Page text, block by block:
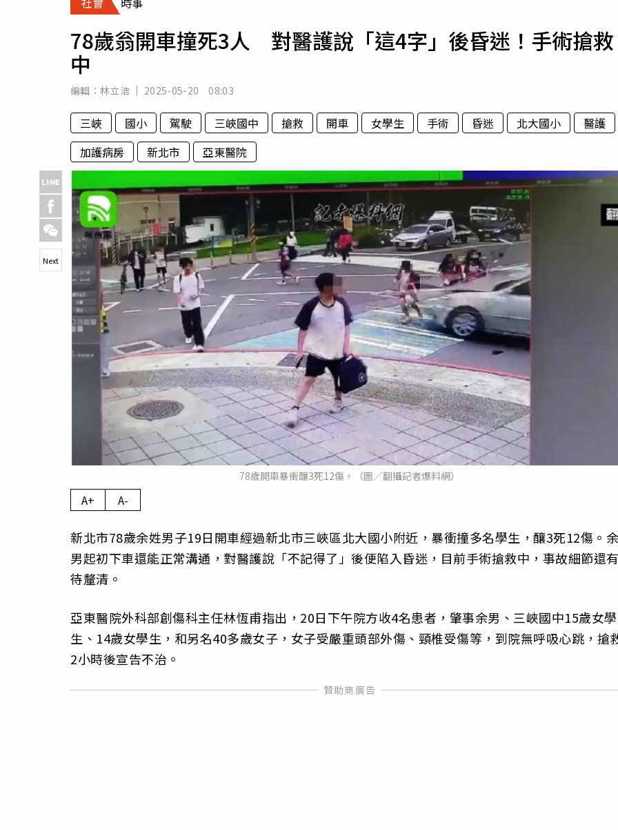
專欄
運勢
78歲翁開車撞死3人 對醫護說「這4字」後昏迷！手術搶救
中
編輯： 林立浩 2025-05-20 08:03
三峽 國小 駕駛 三峽國中 搶救 開車 女學生 手術 昏迷 北大國小
醫護
加護病房
新北市 亞東醫院
78歲開車暴衝釀3死12傷。（圖／翻攝記者爆料網）
Next
A+ A-
新北市78歲余姓男子19日開車經過新北市三峽區北大國小附近，暴衝撞多名學生，釀3死12傷。余
男起初下車還能正常溝通，對醫護說「不記得了」後便陷入昏迷，目前手術搶救中，事故細節還
待釐清。
亞東醫院外科部創傷科主任林恆甫指出，20日下午院方收4名患者，肇事余男、三峽國中15歲女學
生、14歲女學生，和另名40多歲女子，女子受嚴重頭部外傷、頸椎受傷等，到院無呼吸心跳，搶
2小時後宣告不治。